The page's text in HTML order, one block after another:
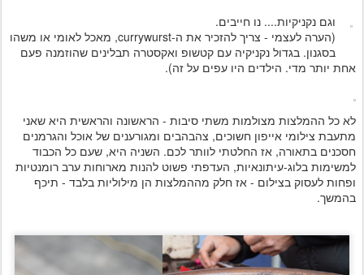
וגם נקניקיות.... נו חייבים.
(הערה לעצמי - צריך להזכיר את ה-currywurst, מאכל לאומי או משהו
בסגנון. בגדול נקניקיה עם קטשופ ואקסטרה תבלינים שהוזמנה פעם
אחת יותר מדי. הילדים היו עפים על זה).
לא כל ההמלצות מצולמות משתי סיבות - הראשונה והראשית היא שאני
מתעבת צילומי אייפון חשוכים, צהבהבים ומגורענים של אוכל והגרמנים
חסכנים בתאורה, אז החלטתי לוותר לכם. השניה היא, שעם כל הכבוד
למשימות בלוג-עיתונאיות, העדפתי פשוט להנות מארוחות ערב רומנטיות
ופחות לעסוק בצילום - אז חלק מההמלצות הן מילוליות בלבד - תיכף
בהמשך.